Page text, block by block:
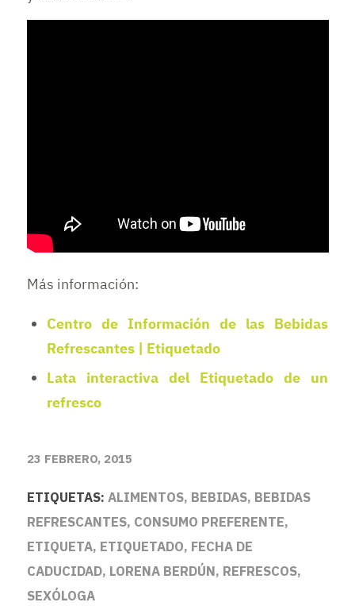
Más información:
Centro de Información de las Bebidas
Refrescantes | Etiquetado
Lata interactiva del Etiquetado de un
refresco
23 FEBRERO, 2015
ETIQUETAS: ALIMENTOS, BEBIDAS, BEBIDAS
REFRESCANTES, CONSUMO PREFERENTE,
ETIQUETA, ETIQUETADO, FECHA DE
CADUCIDAD, LORENA BERDÚN, REFRESCOS,
SEXÓLOGA